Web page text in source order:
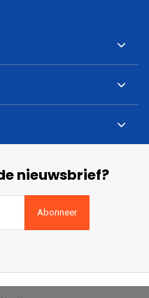
nieuwsbrief?
Abonneer